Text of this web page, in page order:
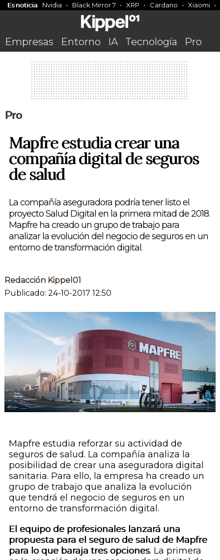
Es noticia Nvidia Black Mirror 7 XRP Cardano Xiaomi
Empresas Entorno IA Tecnología Pro
Pro
Mapfre estudia crear una
compañía digital de seguros
de salud
La compañía aseguradora podría tener listo el
proyecto Salud Digital en la primera mitad de 2018.
Mapfre ha creado un grupo de trabajo para
analizar la evolución del negocio de seguros en un
entorno de transformación digital.
Redacción Kippel01
Publicado: 24-10-2017 12:50
Mapfre estudia reforzar su actividad de
seguros de salud. La compañía analiza la
posibilidad de crear una aseguradora digital
sanitaria. Para ello, la empresa ha creado un
grupo de trabajo que analiza la evolución
que tendrá el negocio de seguros en un
entorno de transformación digital.
El equipo de profesionales lanzará una
propuesta para el seguro de salud de Mapfre
para lo que baraja tres opciones. La primera